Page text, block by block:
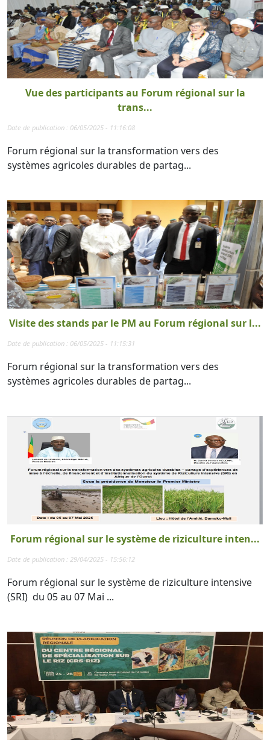
Vue des participants au Forum régional sur la
trans...
Date de publication : 06/05/2025 - 11:16:08
Forum régional sur la transformation vers des
systèmes agricoles durables de partag...
Visite des stands par le PM au Forum régional sur l...
Date de publication : 06/05/2025 - 11:15:31
Forum régional sur la transformation vers des
systèmes agricoles durables de partag...
Forum régional sur le système de riziculture inten...
Date de publication : 29/04/2025 - 15:56:12
Forum régional sur le système de riziculture intensive
(SRI) du 05 au 07 Mai ...